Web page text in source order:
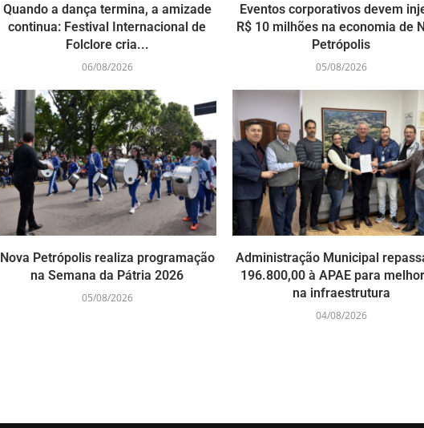
Quando a dança termina, a amizade
continua: Festival Internacional de
Folclore cria...
06/08/2026
Eventos corporativos devem
R$ 10 milhões na economia de
Petrópolis
05/08/2026
Nova Petrópolis realiza programação
na Semana da Pátria 2026
05/08/2026
Administração Municipal
196.800,00 à APAE para
na infraestrutura
04/08/2026